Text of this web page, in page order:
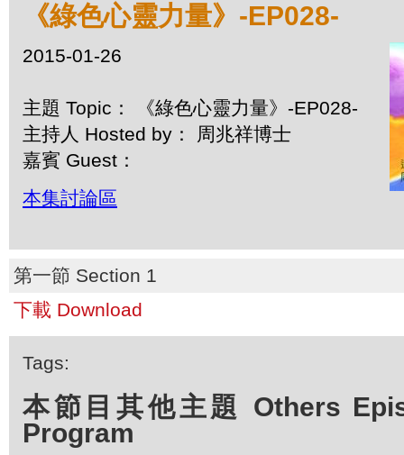
《綠色心靈力量》-EP028-
2015-01-26
主題 Topic： 《綠色心靈力量》-EP028-
主持人 Hosted by： 周兆祥博士
嘉賓 Guest：
本集討論區
第一節 Section 1
下載 Download
Tags:
本節目其他主題 Others
Program